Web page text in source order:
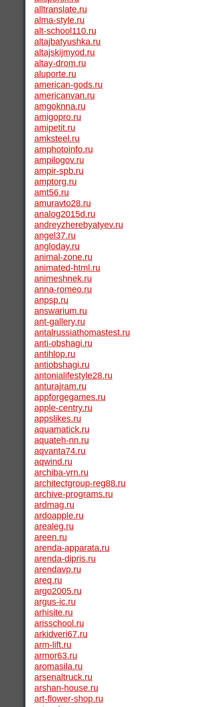
alltranslate.ru
alma-style.ru
alt-school110.ru
altajbatyushka.ru
altajskijmyod.ru
altay-drom.ru
aluporte.ru
american-gods.ru
americanvan.ru
amgoknna.ru
amigopro.ru
amipetit.ru
amksteel.ru
amphotoinfo.ru
ampilogov.ru
ampir-spb.ru
amptorg.ru
amt56.ru
amuravto28.ru
analog2015d.ru
andreyzherebyatyev.ru
angel37.ru
angloday.ru
animal-zone.ru
animated-html.ru
animeshnek.ru
anna-romeo.ru
anpsp.ru
answarium.ru
ant-gallery.ru
antalrussiathomastest.ru
anti-obshagi.ru
antihlop.ru
antiobshagi.ru
antonialifestyle28.ru
anturajram.ru
appforgegames.ru
apple-centry.ru
appslikes.ru
aquamatick.ru
aquateh-nn.ru
aqvanta74.ru
aqwind.ru
archiba-vrn.ru
architectgroup-reg88.ru
archive-programs.ru
ardmag.ru
ardoapple.ru
arealeg.ru
areen.ru
arenda-apparata.ru
arenda-dipris.ru
arendavp.ru
areq.ru
argo2005.ru
argus-ic.ru
arhisite.ru
arisschool.ru
arkidveri67.ru
arm-lift.ru
armor63.ru
aromasila.ru
arsenaltruck.ru
arshan-house.ru
art-flower-shop.ru